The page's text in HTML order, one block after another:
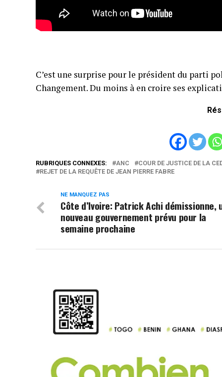
C’est une surprise pour le président du parti
Changement. Du moins à en croire ses
RUBRIQUES CONNEXES: ANC
COUR DE JUSTICE DE LA
REJET DE LA REQUÊTE DE JEAN PIERRE FABRE
NE MANQUEZ PAS
Côte d’Ivoire: Patrick Achi démissionne,
nouveau gouvernement prévu pour la
semaine prochaine